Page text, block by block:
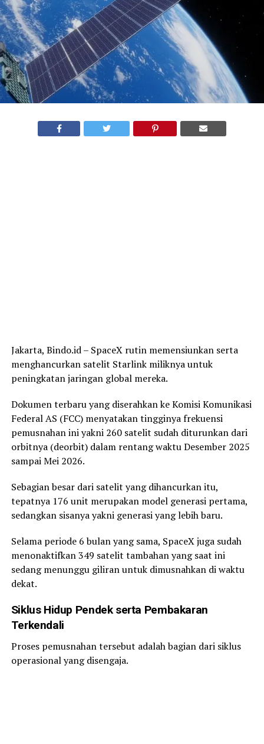
Jakarta, Bindo.id – SpaceX rutin memensiunkan serta
menghancurkan satelit Starlink miliknya untuk
peningkatan jaringan global mereka.
Dokumen terbaru yang diserahkan ke Komisi Komunikasi
Federal AS (FCC) menyatakan tingginya frekuensi
pemusnahan ini yakni 260 satelit sudah diturunkan dari
orbitnya (deorbit) dalam rentang waktu Desember 2025
sampai Mei 2026.
Sebagian besar dari satelit yang dihancurkan itu,
tepatnya 176 unit merupakan model generasi pertama,
sedangkan sisanya yakni generasi yang lebih baru.
Selama periode 6 bulan yang sama, SpaceX juga sudah
menonaktifkan 349 satelit tambahan yang saat ini
sedang menunggu giliran untuk dimusnahkan di waktu
dekat.
Siklus Hidup Pendek serta Pembakaran
Terkendali
Proses pemusnahan tersebut adalah bagian dari siklus
operasional yang disengaja.